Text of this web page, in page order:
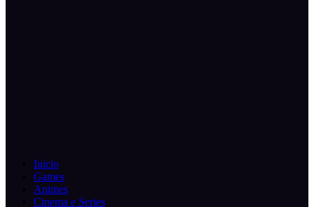
Inicio
Games
Animes
Cinema e Series